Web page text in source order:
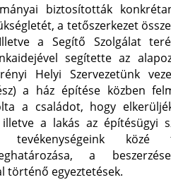
biztosították
a tetőszerkezet
a Segítő Szolgálat
segítette az
Helyi Szervezetünk
a ház építése közben
a családot, hogy
a lakás az építésügyi
tevékenységeink
a
történő egyeztetések.